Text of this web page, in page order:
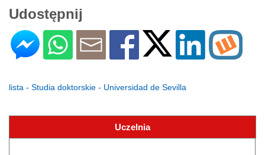
Udostępnij
lista - Studia doktorskie - Universidad de Sevilla
Uczelnia